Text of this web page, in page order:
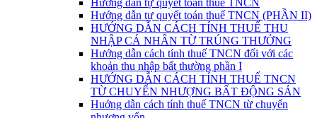
Hướng dẫn tự quyết toán thuế TNCN
Hướng dẫn tự quyết toán thuế TNCN (PHẦN II)
HƯỚNG DẪN CÁCH TÍNH THUẾ THU
NHẬP CÁ NHÂN TỪ TRÚNG THƯỞNG
Hướng dẫn cách tính thuế TNCN đối với các
khoản thu nhập bất thường phần I
HƯỚNG DẪN CÁCH TÍNH THUẾ TNCN
TỪ CHUYỂN NHƯỢNG BẤT ĐỘNG SẢN
Huớng dẫn cách tính thuế TNCN từ chuyển